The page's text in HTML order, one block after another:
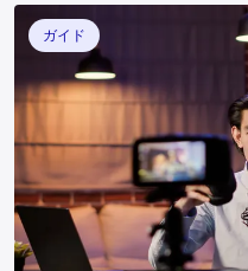
ょうか？
ガイド